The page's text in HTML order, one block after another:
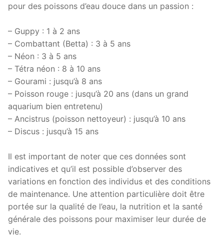
pour des poissons d’eau douce dans un passion :
– Guppy : 1 à 2 ans
– Combattant (Betta) : 3 à 5 ans
– Néon : 3 à 5 ans
– Tétra néon : 8 à 10 ans
– Gourami : jusqu’à 8 ans
– Poisson rouge : jusqu’à 20 ans (dans un grand
aquarium bien entretenu)
– Ancistrus (poisson nettoyeur) : jusqu’à 10 ans
– Discus : jusqu’à 15 ans
Il est important de noter que ces données sont
indicatives et qu’il est possible d’observer des
variations en fonction des individus et des conditions
de maintenance. Une attention particulière doit être
portée sur la qualité de l’eau, la nutrition et la santé
générale des poissons pour maximiser leur durée de
vie.